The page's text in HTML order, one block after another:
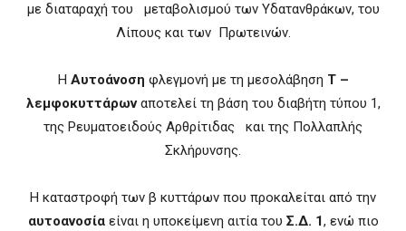
με διαταραχή του μεταβολισμού των Υδατανθράκων, του
Λίπους και των Πρωτεινών.
Η Αυτοάνοση φλεγμονή με τη μεσολάβηση Τ –
λεμφοκυττάρωναποτελεί τη βάση του διαβήτη τύπου 1,
της Ρευματοειδούς Αρθρίτιδας και της Πολλαπλής
Σκλήρυνσης.
Η καταστροφή των β κυττάρων που προκαλείται από την
αυτοανοσία είναι η υποκείμενη αιτία του Σ.Δ. 1, ενώ πιο